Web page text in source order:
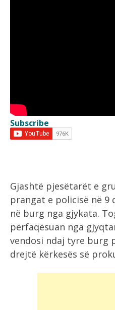
Subscribe
Gjashtë pjesëtarët e
prangat e policisë në 9
në burg nga gjykata.
përfaqësuan nga
vendosi ndaj tyre burg
drejtë kërkesës së